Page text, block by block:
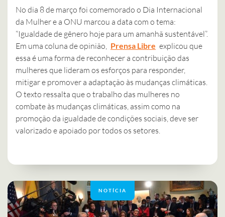
No dia 8 de março foi comemorado o Dia Internacional
da Mulher e a ONU marcou a data com o tema:
“Igualdade de gênero hoje para um amanhã sustentável”.
Em uma coluna de opinião,
Prensa Libre explicou que
essa é uma forma de reconhecer a contribuição das
mulheres que lideram os esforços para responder,
mitigar e promover a adaptação às mudanças climáticas.
O texto ressalta que o trabalho das mulheres no
combate às mudanças climáticas, assim como na
promoção da igualdade de condições sociais, deve ser
valorizado e apoiado por todos os setores.
NOTÍCIA